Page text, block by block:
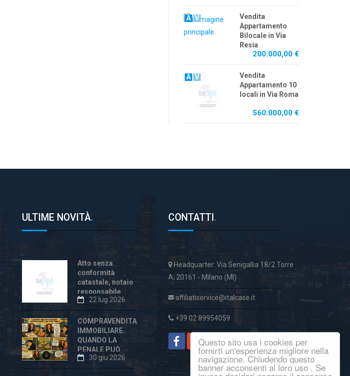
Questo sito usa i cookies per
fornirti un'esperienza migliore nella
navigazione. Chiudendo questo
banner acconsenti al loro uso . Se
A V
Vendita
Appartamento
Bilocale in Via
Resia
200.000,00 €
A V
Vendita
Appartamento 10
locali in Via Roma
560.000,00 €
ULTIME NOVITÀ.
Atto senza
conformità
catastale, notaio
responsabile
anche dopo la
«correzione»
22 lug 2026
COMPRAVENDITA
IMMOBILIARE.
QUANDO LA
PENALE PUÒ
ESSERE
ECCESSIVA E
30 giu 2026
CONTATTI .
Headquarter: Via Senigallia 18/2 Torre
A, 20161 - Milano (MI)
affiliatiservice@italcase.it
+39 02 89954059